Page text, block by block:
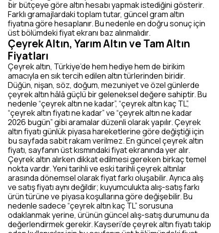
bir bütçeye göre altın hesabı yapmak istediğini gösterir.
Farklı gramajlardaki toplam tutar, güncel gram altın
fiyatına göre hesaplanır. Bu nedenle en doğru sonuç için
üst bölümdeki fiyat ekranı baz alınmalıdır.
Çeyrek Altın, Yarım Altın ve Tam Altın
Fiyatları
Çeyrek altın, Türkiye’de hem hediye hem de birikim
amacıyla en sık tercih edilen altın türlerinden biridir.
Düğün, nişan, söz, doğum, mezuniyet ve özel günlerde
çeyrek altın hâlâ güçlü bir geleneksel değere sahiptir. Bu
nedenle “çeyrek altın ne kadar”, “çeyrek altın kaç TL”,
“çeyrek altın fiyatı ne kadar” ve “çeyrek altın ne kadar
2026 bugün” gibi aramalar düzenli olarak yapılır. Çeyrek
altın fiyatı günlük piyasa hareketlerine göre değiştiği için
bu sayfada sabit rakam verilmez. En güncel çeyrek altın
fiyatı, sayfanın üst kısmındaki fiyat ekranında yer alır.
Çeyrek altın alırken dikkat edilmesi gereken birkaç temel
nokta vardır. Yeni tarihli ve eski tarihli çeyrek altınlar
arasında dönemsel olarak fiyat farkı oluşabilir. Ayrıca alış
ve satış fiyatı aynı değildir; kuyumculukta alış-satış farkı
ürün türüne ve piyasa koşullarına göre değişebilir. Bu
nedenle sadece “çeyrek altın kaç TL” sorusuna
odaklanmak yerine, ürünün güncel alış-satış durumunu da
değerlendirmek gerekir. Kayseri’de çeyrek altın fiyatı takip